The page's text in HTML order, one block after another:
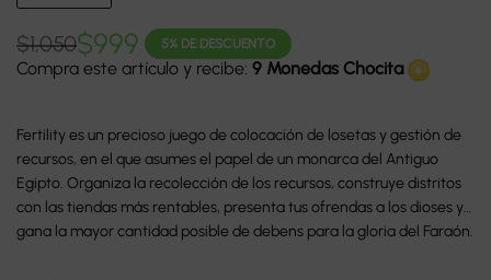
$1,050$999 5% DE DESCUENTO
Compra este artículo y recibe: 9 Monedas Chocita
Fertility es un precioso juego de colocación de losetas y gestión de
recursos, en el que asumes el papel de un monarca del Antiguo
Egipto. Organiza la recolección de los recursos, construye distritos
con las tiendas más rentables, presenta tus ofrendas a los dioses y
gana la mayor cantidad posible de debens para la gloria del Faraón.